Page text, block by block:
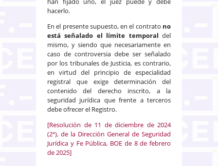
hacerlo.
En el presente supuesto, en el contrato no
está señalado el límite temporal del
mismo, y siendo que necesariamente en
caso de controversia debe ser señalado
por los tribunales de Justicia, es contrario,
en virtud del principio de especialidad
registral que exige determinación del
contenido del derecho inscrito, a la
seguridad jurídica que frente a terceros
debe ofrecer el Registro.
[Resolución de 11 de diciembre de 2024
(2ª), de la Dirección General de Seguridad
Jurídica y Fe Pública, BOE de 8 de febrero
de 2025]